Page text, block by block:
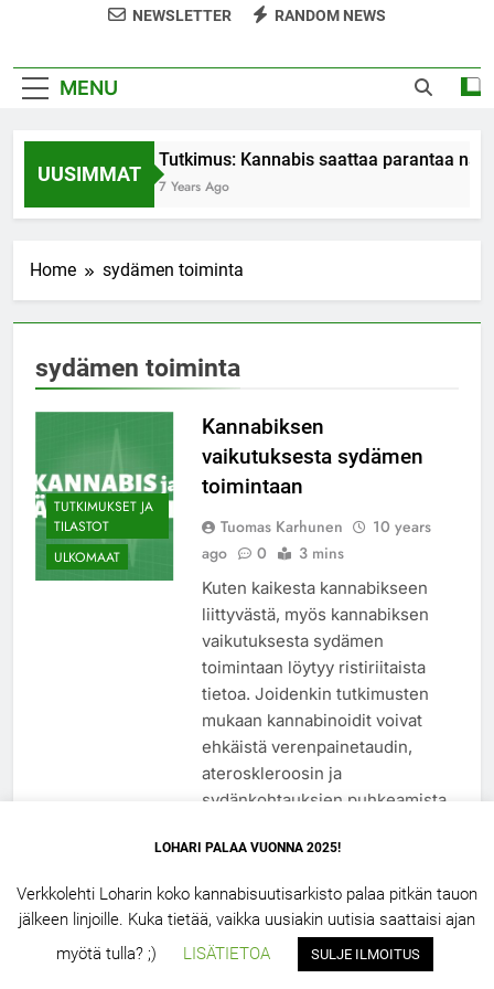
NEWSLETTER RANDOM NEWS
MENU
UUSIMMAT
Tutkimus: Kannabis saattaa parantaa
7 Years Ago
Home sydämen toiminta
sydämen toiminta
TUTKIMUKSET JA
TILASTOT
ULKOMAAT
Kannabiksen
vaikutuksesta sydämen
toimintaan
Tuomas Karhunen
10 years
ago
0 3 mins
Kuten kaikesta kannabikseen
liittyvästä, myös kannabiksen
vaikutuksesta sydämen
toimintaan löytyy ristiriitaista
tietoa. Joidenkin tutkimusten
mukaan kannabinoidit voivat
ehkäistä verenpainetaudin,
ateroskleroosin ja
sydänkohtauksien puhkeamista.
LOHARI.NET 2.5 – 2026. Powered ByBlazeThemes
LOHARI PALAA VUONNA 2025!
Verkkolehti Loharin koko kannabisuutisarkisto palaa pitkän tauon
jälkeen linjoille. Kuka tietää, vaikka uusiakin uutisia saattaisi ajan
myötä tulla? ;)
LISÄTIETOA SULJE ILMOITUS